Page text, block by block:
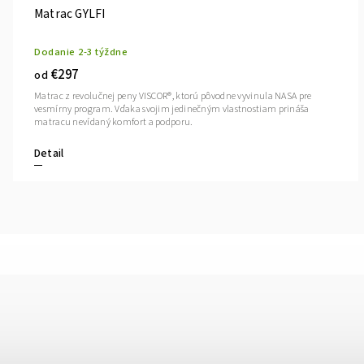
Matrac GYLFI
Dodanie 2-3 týždne
od €297
Detail
Matrac z revolučnej peny VISCOR®, ktorú pôvodne vyvinula NASA pre
vesmírny program. Vďaka svojim jedinečným vlastnostiam prináša
matracu nevídaný komfort a podporu.